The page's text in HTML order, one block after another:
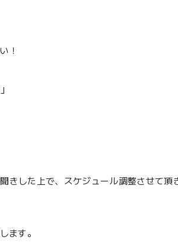
！
きした上で、スケジュール調整させて頂
ます。